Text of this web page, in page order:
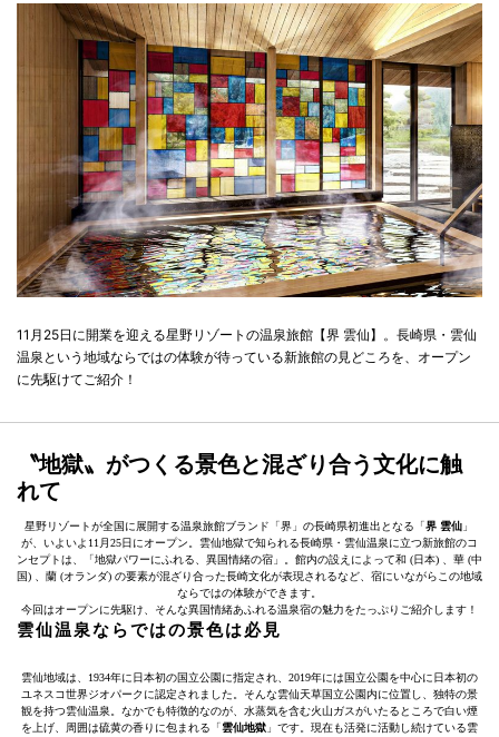
11月25日に開業を迎える星野リゾートの温泉旅館【界 雲仙】。長崎県・雲仙
温泉という地域ならではの体験が待っている新旅館の見どころを、オープン
に先駆けてご紹介！
〝地獄〟がつくる景色と混ざり合う文化に触
れて
星野リゾートが全国に展開する温泉旅館ブランド「界」の長崎県初進出となる「界 雲仙 」
が、いよいよ11月25日にオープン。雲仙地獄で知られる長崎県・雲仙温泉に立つ新旅館のコ
ンセプトは、「地獄パワーにふれる、異国情緒の宿」。館内の設えによって和 (日本) 、華 (中
国) 、蘭 (オランダ) の要素が混ざり合った長崎文化が表現されるなど、宿にいながらこの地域
ならではの体験ができます。
今回はオープンに先駆け、そんな異国情緒あふれる温泉宿の魅力をたっぷりご紹介します！
雲仙温泉ならではの景色は必見
雲仙地域は、1934年に日本初の国立公園に指定され、2019年には国立公園を中心に日本初の
ユネスコ世界ジオパークに認定されました。そんな雲仙天草国立公園内に位置し、独特の景
観を持つ雲仙温泉。なかでも特徴的なのが、水蒸気を含む火山ガスがいたるところで白い煙
を上げ、周囲は硫黄の香りに包まれる「雲仙地獄 」です。現在も活発に活動し続けている雲